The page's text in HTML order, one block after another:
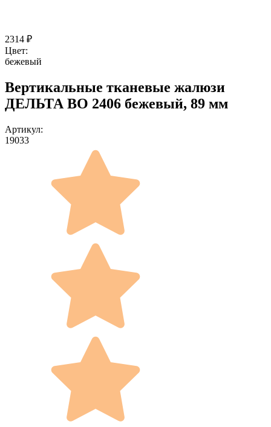
2314 ₽
Цвет:
бежевый
Вертикальные тканевые жалюзи
ДЕЛЬТА ВО 2406 бежевый, 89 мм
Артикул:
19033